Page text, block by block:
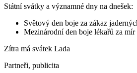
Státní svátky a významné dny na dnešek:
Světový den boje za zákaz
Mezinárodní den boje lékařů za mír
Zítra má svátek Lada
Partneři, publicita